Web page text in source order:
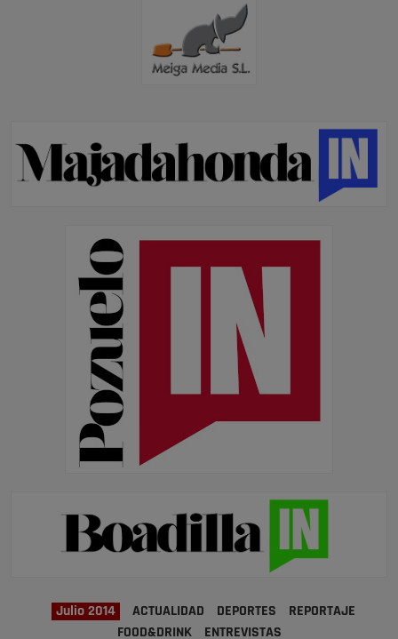
Julio 2014 ACTUALIDAD DEPORTES
REPORTAJE
FOOD&DRINK
ENTREVISTAS